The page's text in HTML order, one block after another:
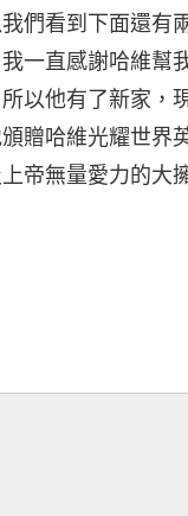
們看到下面還有
一直感謝哈維幫
以他有了新家，
贈哈維光耀世界
帝無量愛力的大